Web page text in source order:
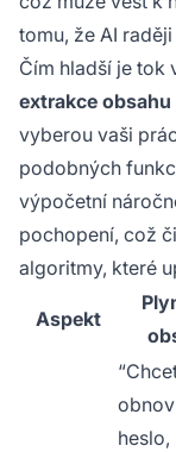
tomu, že AI
Čím hladší je tok
extrakce obsahu
vyberou vaši
podobných
výpočetní
pochopení, což
algoritmy, které
Aspekt
heslo,